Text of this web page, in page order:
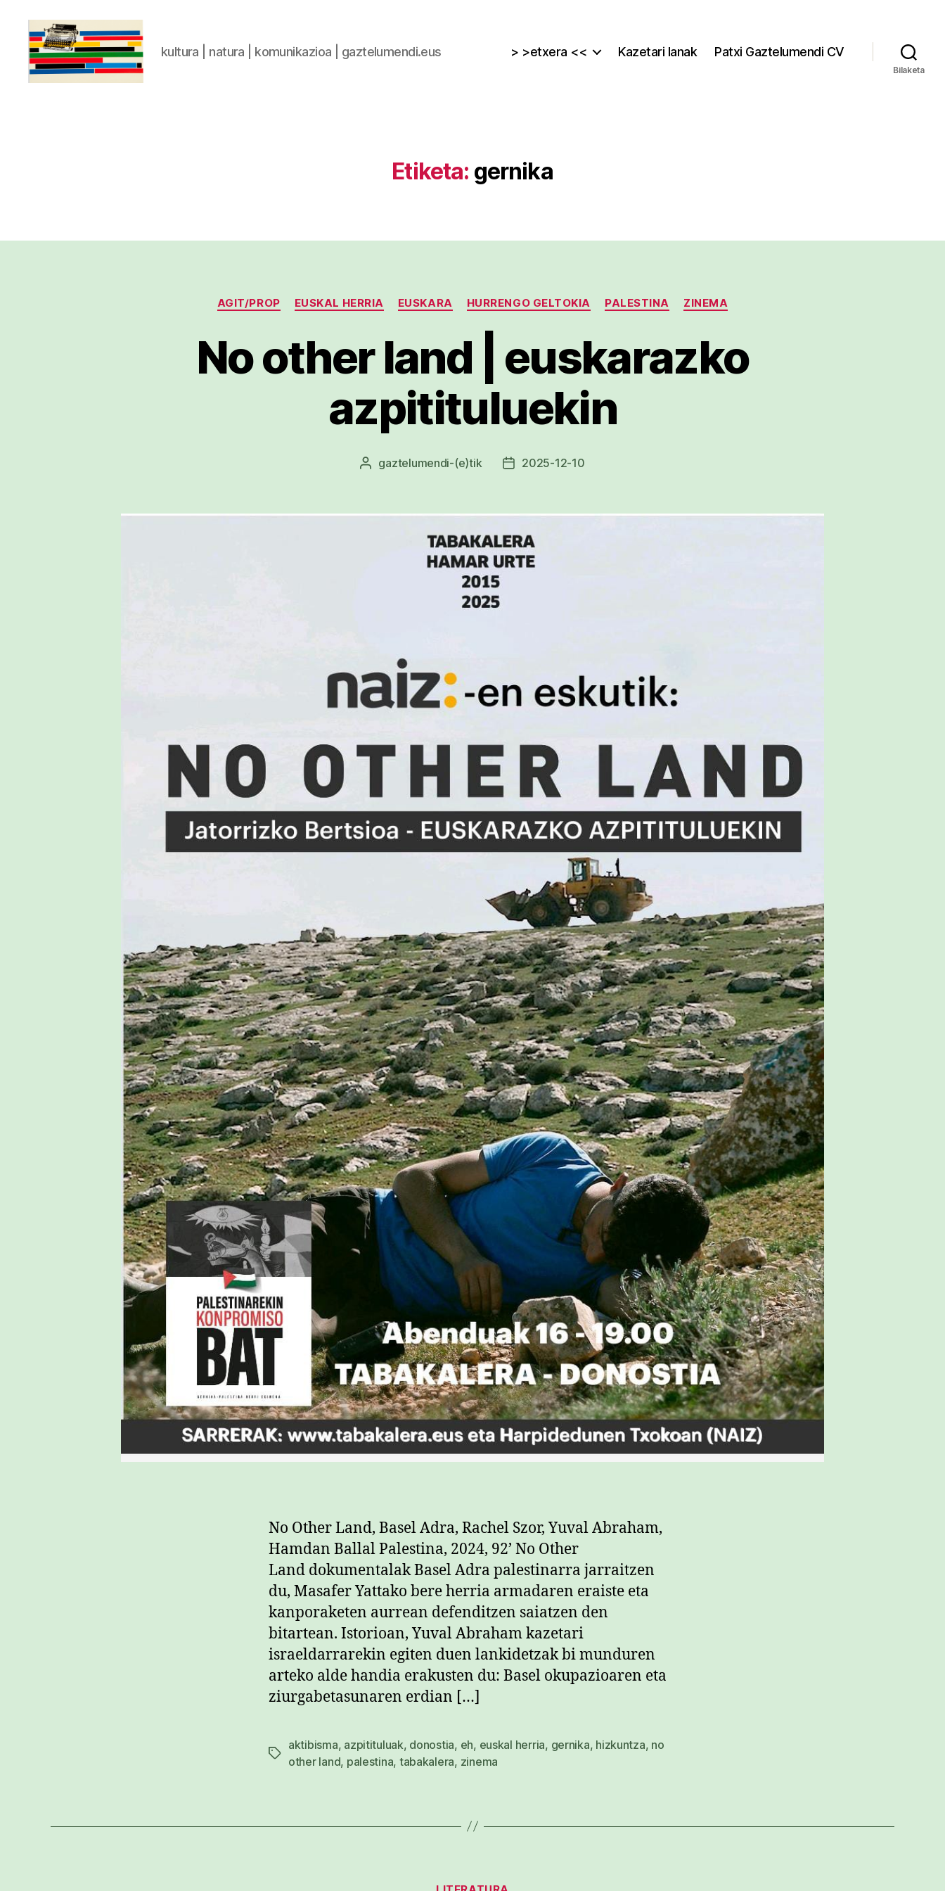
kultura | natura | komunikazioa | gaztelumendi.eus > >etxera << Kazetari lanak Patxi Gaztelumendi CV
Bilaketa
Etiketa: gernika
Kategoriak
AGIT/PROP EUSKAL HERRIA EUSKARA HURRENGO GELTOKIA PALESTINA ZINEMA
No other land | euskarazko
azpitituluekin
Argitalpenaren
gaztelumendi-(e)tik
Argitalpenaren
2025-12-10
No Other Land, Basel Adra, Rachel Szor, Yuval Abraham,
Hamdan Ballal Palestina, 2024, 92’ No Other
Land dokumentalak Basel Adra palestinarra jarraitzen
du, Masafer Yattako bere herria armadaren eraiste eta
kanporaketen aurrean defenditzen saiatzen den
bitartean. Istorioan, Yuval Abraham kazetari
israeldarrarekin egiten duen lankidetzak bi munduren
arteko alde handia erakusten du: Basel okupazioaren eta
ziurgabetasunaren erdian […]
Etiketak
aktibisma, azpitituluak, donostia, eh, euskal herria, gernika, hizkuntza, no
other land, palestina, tabakalera, zinema
Kategoriak